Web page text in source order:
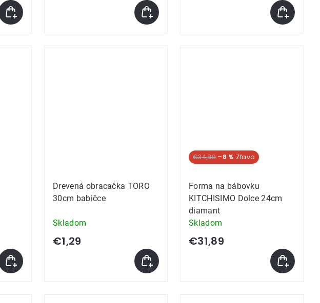
Drevená obracačka TORO
30cm babičce
Skladom
€1,29
€34,89 –8 %
Forma na bábovku
KITCHISIMO Dolce 24cm
diamant
Skladom
€31,89